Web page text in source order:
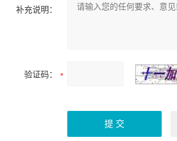
补充说明：
验证码：